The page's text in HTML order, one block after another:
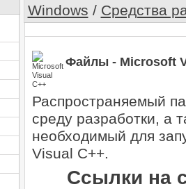
Windows / Средства
Файлы - Microsoft
Распространяемый
среду разработки, а
необходимый для
Visual C++.
Ссылки на